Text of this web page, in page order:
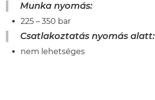
Munka nyomás:
225 – 350 bar
Csatlakoztatás nyomás alatt:
nem lehetséges